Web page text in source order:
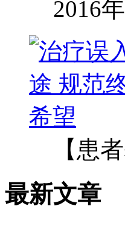
2016
【患
最新文章